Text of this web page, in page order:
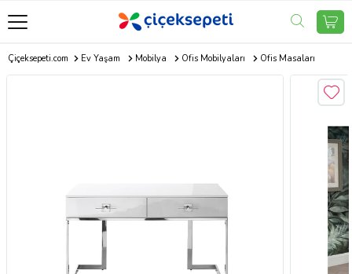
Çiçeksepeti.com Ev Yaşam Mobilya Ofis Mobilyaları Ofis Masaları